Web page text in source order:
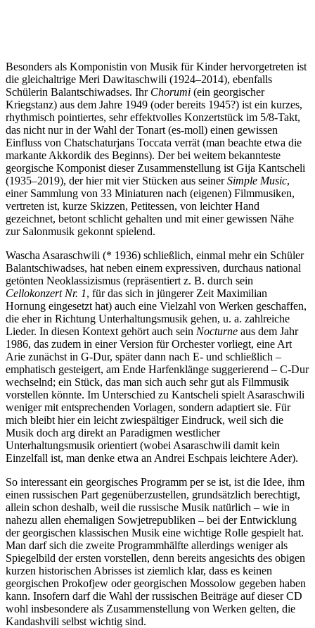
Besonders als Komponistin von Musik für Kinder hervorgetreten ist
die gleichaltrige Meri Dawitaschwili (1924–2014), ebenfalls
Schülerin Balantschiwadses. Ihr Chorumi (ein georgischer
Kriegstanz) aus dem Jahre 1949 (oder bereits 1945?) ist ein kurzes,
rhythmisch pointiertes, sehr effektvolles Konzertstück im 5/8-Takt,
das nicht nur in der Wahl der Tonart (es-moll) einen gewissen
Einfluss von Chatschaturjans Toccata verrät (man beachte etwa die
markante Akkordik des Beginns). Der bei weitem bekannteste
georgische Komponist dieser Zusammenstellung ist Gija Kantscheli
(1935–2019), der hier mit vier Stücken aus seinerSimple Music,
einer Sammlung von 33 Miniaturen nach (eigenen) Filmmusiken,
vertreten ist, kurze Skizzen, Petitessen, von leichter Hand
gezeichnet, betont schlicht gehalten und mit einer gewissen Nähe
zur Salonmusik gekonnt spielend.
Wascha Asaraschwili (* 1936) schließlich, einmal mehr ein Schüler
Balantschiwadses, hat neben einem expressiven, durchaus national
getönten Neoklassizismus (repräsentiert z. B. durch sein
Cellokonzert Nr. 1, für das sich in jüngerer Zeit Maximilian
Hornung eingesetzt hat) auch eine Vielzahl von Werken geschaffen,
die eher in Richtung Unterhaltungsmusik gehen, u. a. zahlreiche
Lieder. In diesen Kontext gehört auch sein Nocturne aus dem Jahr
1986, das zudem in einer Version für Orchester vorliegt, eine Art
Arie zunächst in G-Dur, später dann nach E- und schließlich –
emphatisch gesteigert, am Ende Harfenklänge suggerierend – C-Dur
wechselnd; ein Stück, das man sich auch sehr gut als Filmmusik
vorstellen könnte. Im Unterschied zu Kantscheli spielt Asaraschwili
weniger mit entsprechenden Vorlagen, sondern adaptiert sie. Für
mich bleibt hier ein leicht zwiespältiger Eindruck, weil sich die
Musik doch arg direkt an Paradigmen westlicher
Unterhaltungsmusik orientiert (wobei Asaraschwili damit kein
Einzelfall ist, man denke etwa an Andrei Eschpais leichtere Ader).
So interessant ein georgisches Programm per se ist, ist die Idee, ihm
einen russischen Part gegenüberzustellen, grundsätzlich berechtigt,
allein schon deshalb, weil die russische Musik natürlich – wie in
nahezu allen ehemaligen Sowjetrepubliken – bei der Entwicklung
der georgischen klassischen Musik eine wichtige Rolle gespielt hat.
Man darf sich die zweite Programmhälfte allerdings weniger als
Spiegelbild der ersten vorstellen, denn bereits angesichts des obigen
kurzen historischen Abrisses ist ziemlich klar, dass es keinen
georgischen Prokofjew oder georgischen Mossolow gegeben haben
kann. Insofern darf die Wahl der russischen Beiträge auf dieser CD
wohl insbesondere als Zusammenstellung von Werken gelten, die
Kandashvili selbst wichtig sind.